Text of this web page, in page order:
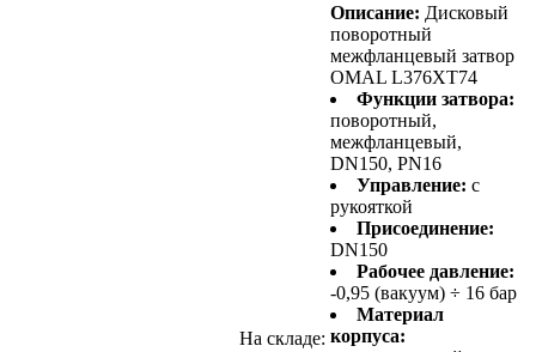
На складе:
Описание: Дисковый
поворотный
межфланцевый затвор
OMAL L376XT74
Функции затвора:
поворотный,
межфланцевый,
DN150, PN16
Управление: с
рукояткой
Присоединение:
DN150
Рабочее давление:
-0,95 (вакуум) ÷ 16 бар
Материал
корпуса: